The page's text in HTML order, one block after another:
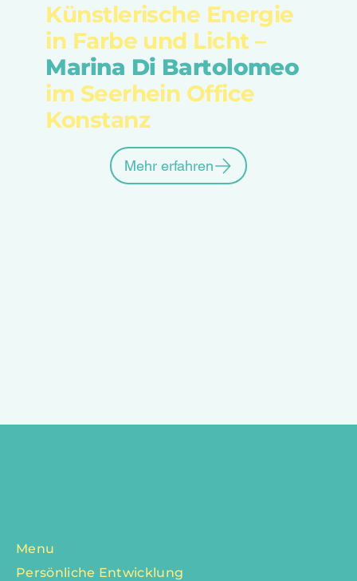
Künstlerische Energie
in Farbe und Licht –
Marina Di Bartolomeo
im Seerhein Office
Konstanz
Mehr erfahren
Menu
Persönliche Entwicklung